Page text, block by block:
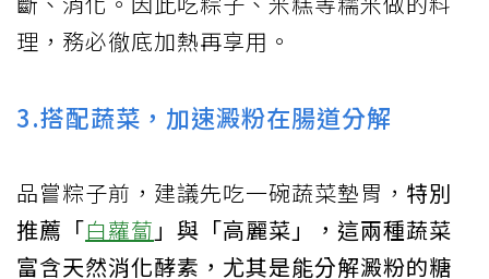
理，務必徹底加熱再享用。
3.搭配蔬菜，加速澱粉在腸道分解
品嘗粽子前，建議先吃一碗蔬菜墊胃， 特別
推薦「白蘿蔔 」與「高麗菜」，這兩種蔬菜
富含天然消化酵素，尤其是能分解澱粉的糖